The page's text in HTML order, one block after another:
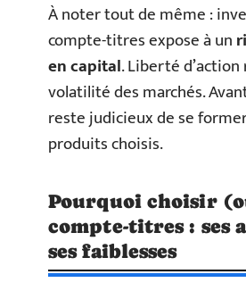
À noter tout de même :
compte-titres expose à un
en capital. Liberté
volatilité des marchés.
reste judicieux de se
produits choisis.
Pourquoi choisir
compte-titres : ses
ses faiblesses